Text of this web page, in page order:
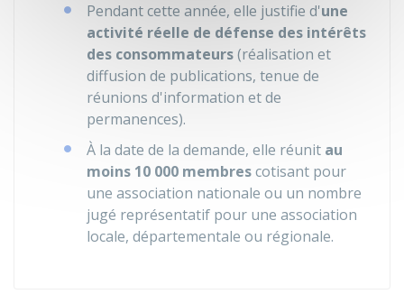
Pendant cette année, elle justifie d'une
activité réelle de défense des intérêts
des consommateurs(réalisation et
diffusion de publications, tenue de
réunions d'information et de
permanences).
À la date de la demande, elle réunit au
moins 10 000 membrescotisant pour
une association nationale ou un nombre
jugé représentatif pour une association
locale, départementale ou régionale.